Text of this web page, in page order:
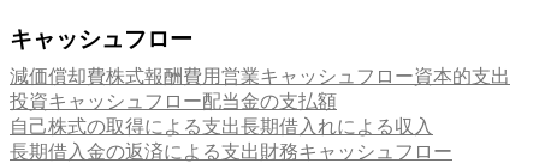
キャッシュフロー
減価償却費株式報酬費用営業キャッシュフロー資本的支出
投資キャッシュフロー配当金の支払額
自己株式の取得による支出長期借入れによる収入
長期借入金の返済による支出財務キャッシュフロー